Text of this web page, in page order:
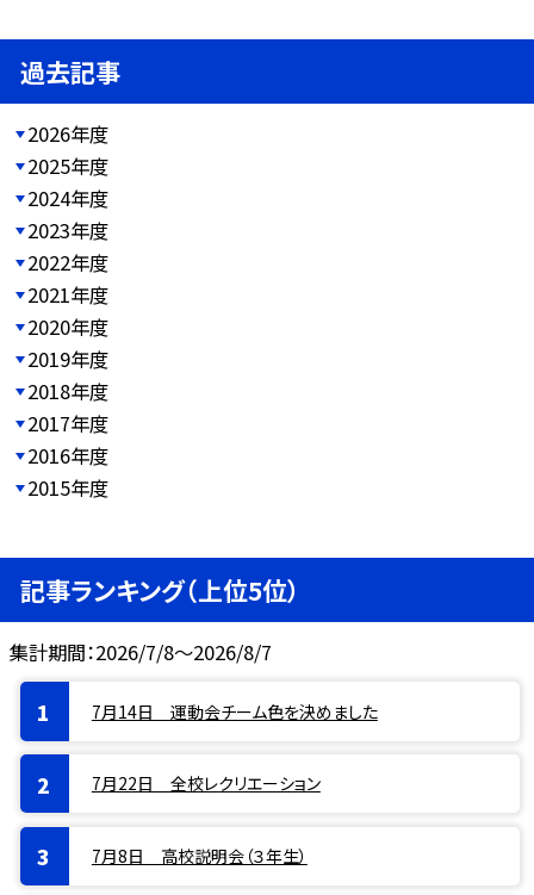
過去記事
2026年度
2025年度
2024年度
2023年度
2022年度
2021年度
2020年度
2019年度
2018年度
2017年度
2016年度
2015年度
記事ランキング（上位5位）
集計期間：2026/7/8～2026/8/7
7月14日 運動会チーム色を決めました
7月22日 全校レクリエーション
7月8日 高校説明会（３年生）